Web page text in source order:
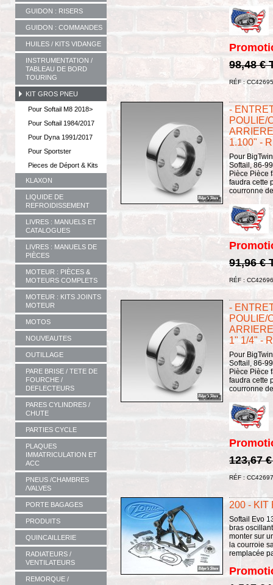
GUIDON : RISERS
GUIDON : COMMANDES
HUILES / KITS VIDANGE
INSTRUMENTATION /
TABLEAU DE BORD
TOURING
KIT GROS PNEU
Pour Softail M8 2018>
Pour Softail 1984/2017
Pour Dyna 1991/2017
Pour Sportster
Pieces de Déport & Kits
KLAXON
LIQUIDE DE
REFROIDISSEMENT
LIVRES : MANUELS ET
CATALOGUES
LIVRES : MANUELS DE
PIÈCES
MOTEUR : PIÈCES &
MOTEURS COMPLETS
MOTEUR : KITS JOINTS
MOTEUR
MOTOS
NOUVEAUTES
OUTILLAGE
PARE BRISE / TETE DE
FOURCHE /
DEFLECTEURS
PARES CYLINDRES /
CHUTE
PARTIES CYCLE
PLAQUES
IMMATRICULATION ET
ACC
PNEUS /CHAMBRES
/VALVES
PORTE BAGAGES
PRODUITS
QUINCAILLERIE
RADIATEURS /
VENTILATEURS
REMORQUE /
98,48 €
RÉF : CC42695
-
POULIE/
1.100" -
Pour
Softail, 86-
Pièce Pièce
faudra cette
courronne
91,96 €
RÉF : CC42696
-
POULIE/
1" 1/4" -
Pour
Softail, 86-
Pièce Pièce
faudra cette
courronne
123,67
RÉF : CC42697
200 - KIT
Softail Evo
bras
monter sur
la courroie
remplacée